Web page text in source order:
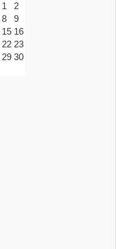
1
2
8
9
15 16
22 23
29 30